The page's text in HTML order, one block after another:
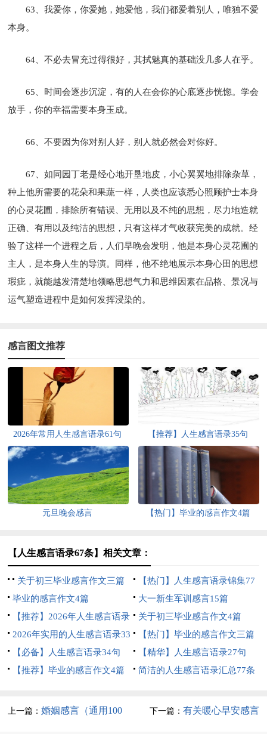
63、我爱你，你爱她，她爱他，我们都爱着别人，唯独不爱
本身。
64、不必去冒充过得很好，其拭魅真的基础没几多人在乎。
65、时间会逐步沉淀，有的人在会你的心底逐步恍惚。学会
放手，你的幸福需要本身玉成。
66、不要因为你对别人好，别人就必然会对你好。
67、如同园丁老是经心地开垦地皮，小心翼翼地排除杂草，
种上他所需要的花朵和果蔬一样，人类也应该悉心照顾护士本身
的心灵花圃，排除所有错误、无用以及不纯的思想，尽力地造就
正确、有用以及纯洁的思想，只有这样才气收获完美的成就。经
验了这样一个进程之后，人们早晚会发明，他是本身心灵花圃的
主人，是本身人生的导演。同样，他不绝地展示本身心田的思想
瑕疵，就能越发清楚地领略思想气力和思维因素在品格、景况与
运气塑造进程中是如何发挥浸染的。
感言图文推荐
2026年常用人生感言语录61句 【推荐】人生感言语录35句
元旦晚会感言 【热门】毕业的感言作文4篇
【人生感言语录67条】相关文章：
关于初三毕业感言作文三篇
【热门】人生感言语录锦集77
句
毕业的感言作文4篇
大一新生军训感言15篇
【推荐】2026年人生感言语录
42句
关于初三毕业感言作文4篇
2026年实用的人生感言语录33
条
【热门】毕业的感言作文三篇
【必备】人生感言语录34句
【精华】人生感言语录27句
【推荐】毕业的感言作文4篇
简洁的人生感言语录汇总77条
上一篇：婚姻感言（通用100
下一篇： 有关暖心早安感言